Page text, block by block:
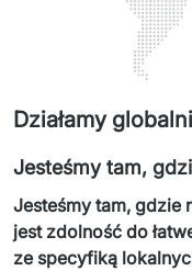
Działamy
Jesteśmy tam,
Jesteśmy tam, gdzie
jest zdolność do
ze specyfiką